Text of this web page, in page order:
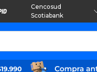
Cencosud
Scotiabank